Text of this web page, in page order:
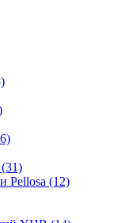
Pellosa (12)